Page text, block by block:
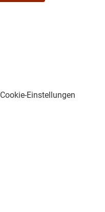
Cookie-Einstellungen